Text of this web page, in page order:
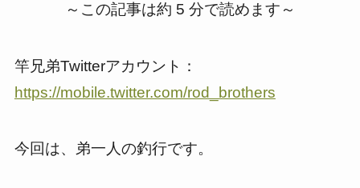
～この記事は約 5 分で読めます～
竿兄弟Twitterアカウント：
https://mobile.twitter.com/rod_brothers
今回は、弟一人の釣行です。